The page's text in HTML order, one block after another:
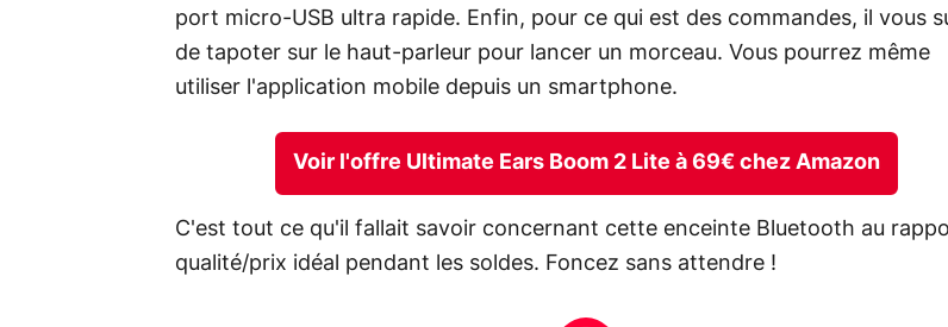
port micro-USB ultra rapide. Enfin, pour ce qui est des commandes, il vous
de tapoter sur le haut-parleur pour lancer un morceau. Vous pourrez même
utiliser l'application mobile depuis un smartphone.
Voir l'offre Ultimate Ears Boom 2 Lite à 69€ chez Amazon
C'est tout ce qu'il fallait savoir concernant cette enceinte Bluetooth au
qualité/prix idéal pendant les soldes. Foncez sans attendre !